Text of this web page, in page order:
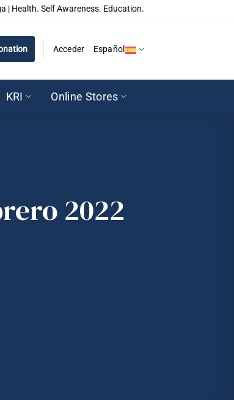
| Health. Self Awareness. Education.
Acceder Español
KRI Online Stores
2022